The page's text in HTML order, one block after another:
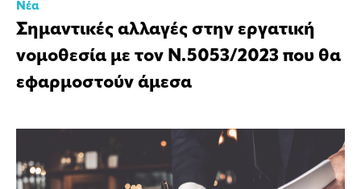
Νέα
Σημαντικές αλλαγές στην εργατική
νομοθεσία με τον Ν.5053/2023 που θα
εφαρμοστούν άμεσα